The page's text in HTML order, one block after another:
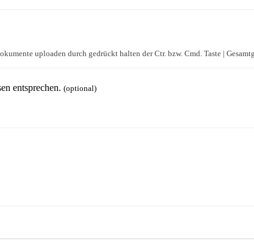
uploaden durch gedrückt halten der Ctr. bzw. Cmd. Taste |
entsprechen. (optional)